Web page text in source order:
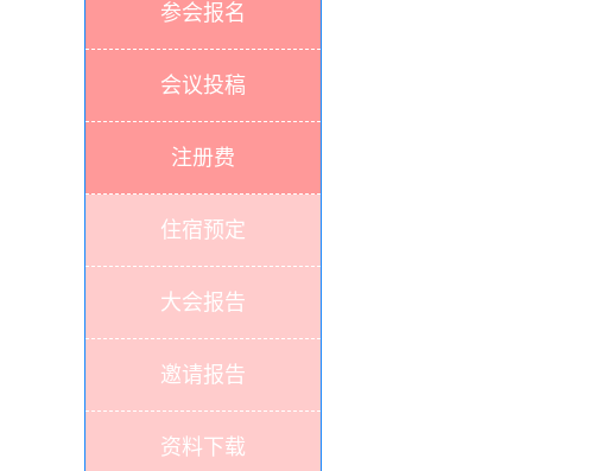
参会报名
会议投稿
注册费
住宿预定
大会报告
邀请报告
资料下载